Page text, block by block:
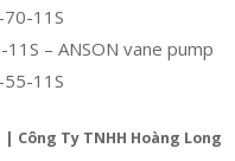
11S
– ANSON vane pump
11S
Công Ty TNHH Hoàng Long